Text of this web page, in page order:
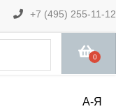
+7 (495) 255-11-12
0
А-Я